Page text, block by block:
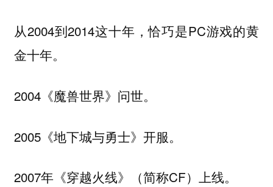
从2004到2014这十年，恰巧是PC游戏的黄
金十年。
2004《魔兽世界》问世。
2005《地下城与勇士》开服。
2007年《穿越火线》（简称CF）上线。